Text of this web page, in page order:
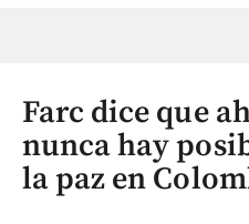
Farc dice que
nunca hay
la paz en